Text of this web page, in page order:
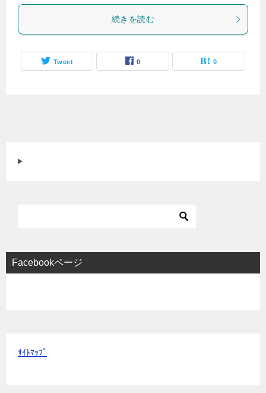
続きを読む
Tweet 0 0
Facebookページ
ｻｲﾄﾏｯﾌﾟ